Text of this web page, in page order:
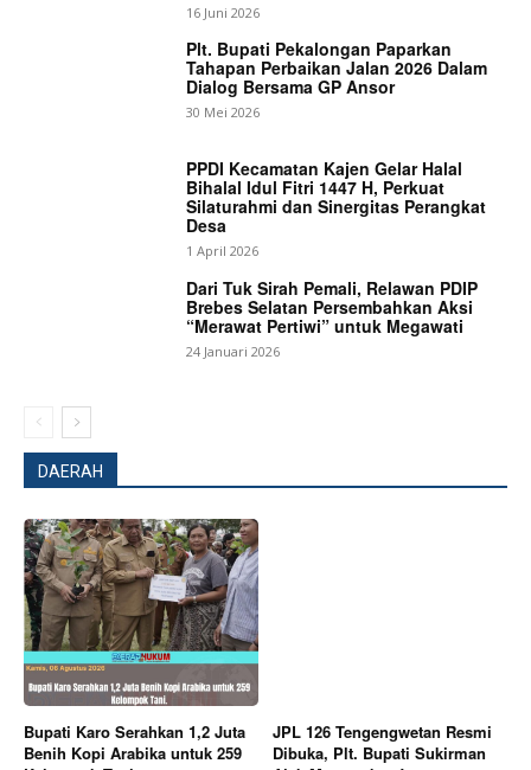
News Week
16 Juni 2026
Plt. Bupati Pekalongan Paparkan
Tahapan Perbaikan Jalan 2026 Dalam
Dialog Bersama GP Ansor
30 Mei 2026
PPDI Kecamatan Kajen Gelar Halal
Bihalal Idul Fitri 1447 H, Perkuat
Silaturahmi dan Sinergitas Perangkat
Desa
1 April 2026
Dari Tuk Sirah Pemali, Relawan PDIP
Brebes Selatan Persembahkan Aksi
“Merawat Pertiwi” untuk Megawati
24 Januari 2026
DAERAH
Bupati Karo Serahkan 1,2 Juta
Benih Kopi Arabika untuk 259
JPL 126 Tengengwetan Resmi
Dibuka, Plt. Bupati Sukirman